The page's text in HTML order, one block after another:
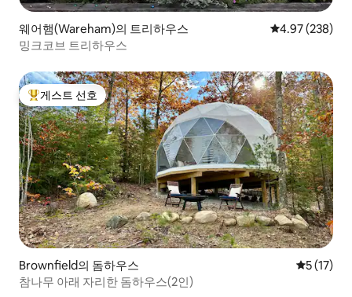
웨어햄(Wareham)의 트리하우스 평점 4.97점(5
4.97 (238)
밍크코브 트리하우스
상위 게스트 선호
게스트 선호
Brownfield의 돔하우스 평점 5점
5 (17)
참나무 아래 자리한 돔하우스(2인)